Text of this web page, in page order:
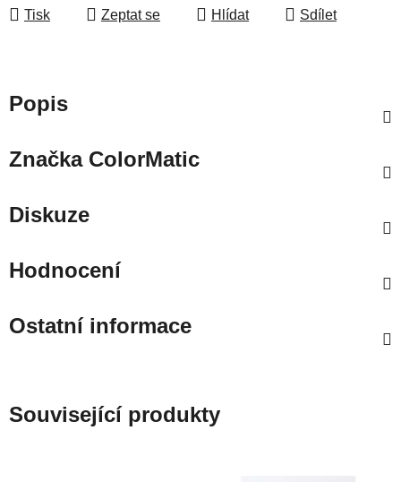
Tisk Zeptat se Hlídat Sdílet
Popis
ZnačkaColorMatic
Diskuze
Hodnocení
Ostatní informace
Související produkty